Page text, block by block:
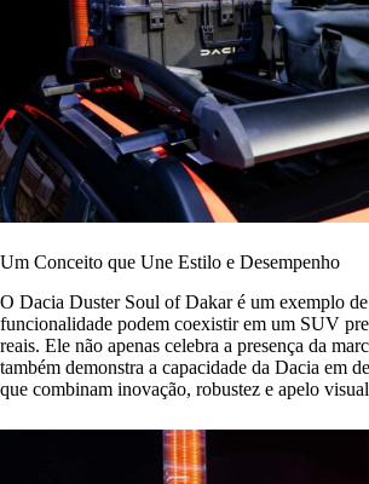
Um Conceito que Une Estilo e Desempenho
O Dacia Duster Soul of Dakar é um exemplo
funcionalidade podem coexistir em um SUV
reais. Ele não apenas celebra a presença da
também demonstra a capacidade da Dacia em
que combinam inovação, robustez e apelo